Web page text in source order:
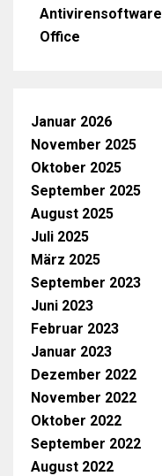
Antivirensoftware
Office
Januar 2026
November 2025
Oktober 2025
September 2025
August 2025
Juli 2025
März 2025
September 2023
Juni 2023
Februar 2023
Januar 2023
Dezember 2022
November 2022
Oktober 2022
September 2022
August 2022